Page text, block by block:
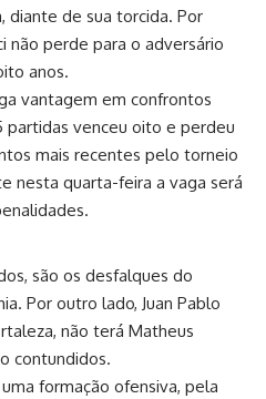
diante de sua torcida. Por
não perde para o adversário
anos.
vantagem em confrontos
partidas venceu oito e perdeu
mais recentes pelo torneio
nesta quarta-feira a vaga será
são os desfalques do
Por outro lado, Juan Pablo
não terá Matheus
contundidos.
formação ofensiva, pela